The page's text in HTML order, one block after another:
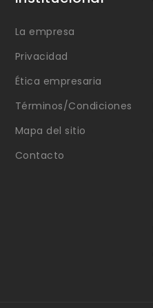
La empresa
Privacidad
Ética empresaria
Términos/Condiciones
Mapa del sitio
Contacto